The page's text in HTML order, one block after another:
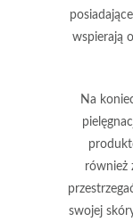
wspierają
Na
również
swojej